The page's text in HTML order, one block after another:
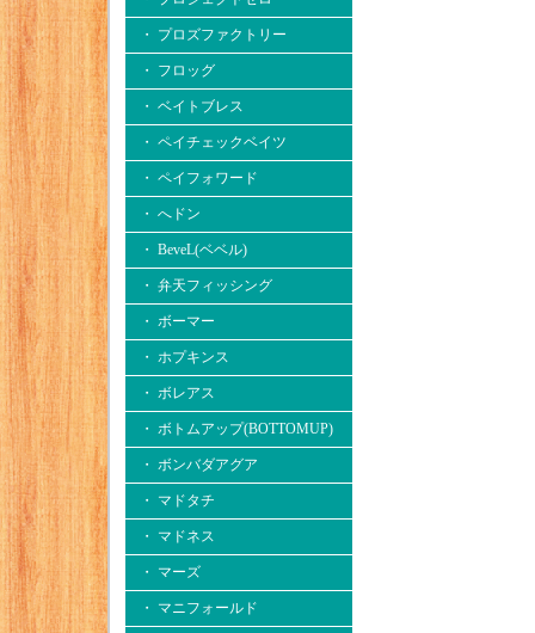
・ プロズファクトリー
・ フロッグ
・ ベイトブレス
・ ペイチェックベイツ
・ ペイフォワード
・ へドン
・ BeveL(ベベル)
・ 弁天フィッシング
・ ボーマー
・ ホプキンス
・ ボレアス
・ ボトムアップ(BOTTOMUP)
・ ボンバダアグア
・ マドタチ
・ マドネス
・ マーズ
・ マニフォールド